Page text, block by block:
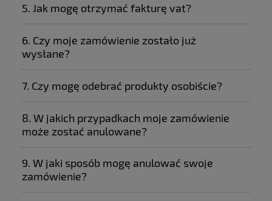
5. Jak mogę otrzymać fakturę vat?
6. Czy moje zamówienie zostało już
wysłane?
7. Czy mogę odebrać produkty osobiście?
8. W jakich przypadkach moje zamówienie
może zostać anulowane?
9. W jaki sposób mogę anulować swoje
zamówienie?